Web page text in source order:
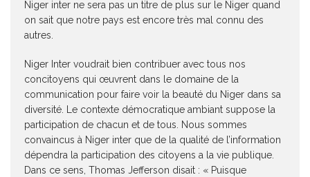
Niger inter ne sera pas un titre de plus sur le Niger quand
on sait que notre pays est encore très mal connu des
autres.
Niger Inter voudrait bien contribuer avec tous nos
concitoyens qui œuvrent dans le domaine de la
communication pour faire voir la beauté du Niger dans sa
diversité. Le contexte démocratique ambiant suppose la
participation de chacun et de tous. Nous sommes
convaincus à Niger inter que de la qualité de l’information
dépendra la participation des citoyens a la vie publique.
Dans ce sens, Thomas Jefferson disait : « Puisque